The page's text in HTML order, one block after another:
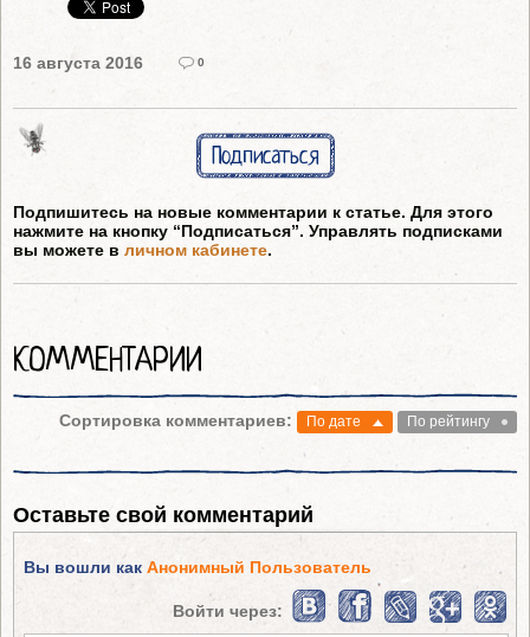
16 августа 2016 0
Подписаться
Подпишитесь на новые комментарии к статье. Для этого
нажмите на кнопку “Подписаться”. Управлять подписками
вы можете в личном кабинете.
КОММЕНТАРИИ
Сортировка комментариев: По дате По рейтингу
Оставьте свой комментарий
Вы вошли как Анонимный Пользователь
Войти через: